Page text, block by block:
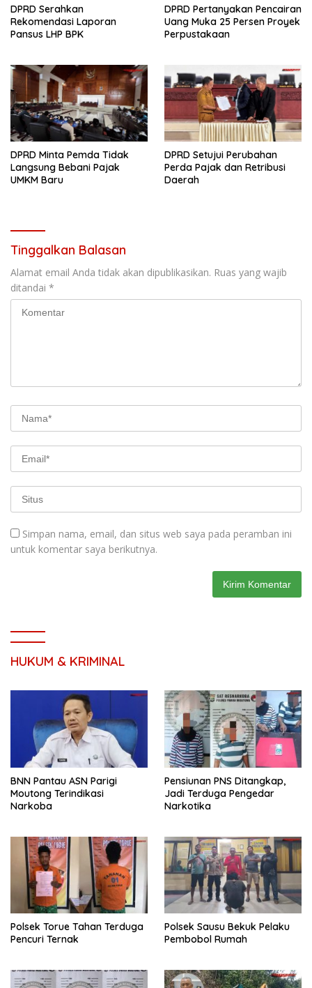
DPRD Serahkan
Rekomendasi Laporan
Pansus LHP BPK
DPRD Pertanyakan Pencairan
Uang Muka 25 Persen Proyek
Perpustakaan
DPRD Minta Pemda Tidak
Langsung Bebani Pajak
UMKM Baru
DPRD Setujui Perubahan
Perda Pajak dan Retribusi
Daerah
Tinggalkan Balasan
Alamat email Anda tidak akan dipublikasikan. Ruas yang wajib
ditandai *
Simpan nama, email, dan situs web saya pada peramban ini
untuk komentar saya berikutnya.
HUKUM & KRIMINAL
BNN Pantau ASN Parigi
Moutong Terindikasi
Narkoba
Pensiunan PNS Ditangkap,
Jadi Terduga Pengedar
Narkotika
Polsek Torue Tahan Terduga
Pencuri Ternak
Polsek Sausu Bekuk Pelaku
Pembobol Rumah